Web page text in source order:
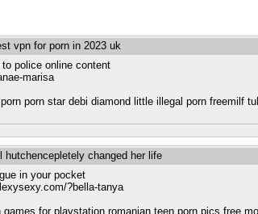
vpn for porn in 2023 uk
police online content
marisa
porn star debi diamond little illegal porn freemilf
changed her life
in your pocket
?bella-tanya
for playstation romanian teen porn pics free